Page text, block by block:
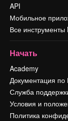
API
Мобильное
Все инструменты
Начать
Academy
Документация по
Служба
Условия и
Политика